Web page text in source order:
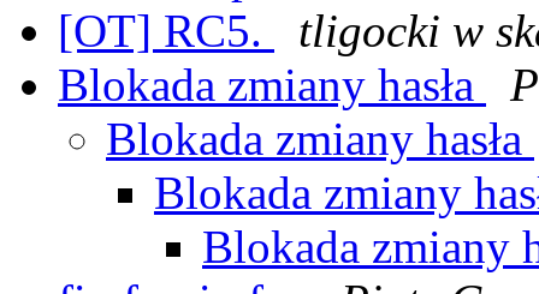
[OT] RC5.
tligocki w
Blokada zmiany hasła
Blokada zmiany hasła
Blokada zmiany
Blokada zmiany